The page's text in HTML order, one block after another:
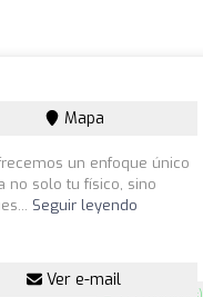
Mapa
un enfoque único
no solo tu físico, sino
Seguir leyendo
Ver e-mail